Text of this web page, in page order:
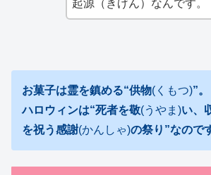
起源（きげん）なんです。
お菓子は霊を鎮める“供物(くもつ)”。
ハロウィンは“死者を敬(うやま)い、
を祝う感謝(かんしゃ)の祭り”なので